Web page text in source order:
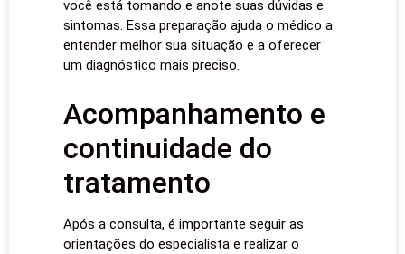
você está tomando e anote suas dúvidas e
sintomas. Essa preparação ajuda o médico a
entender melhor sua situação e a oferecer
um diagnóstico mais preciso.
Acompanhamento e
continuidade do
tratamento
Após a consulta, é importante seguir as
orientações do especialista e realizar o